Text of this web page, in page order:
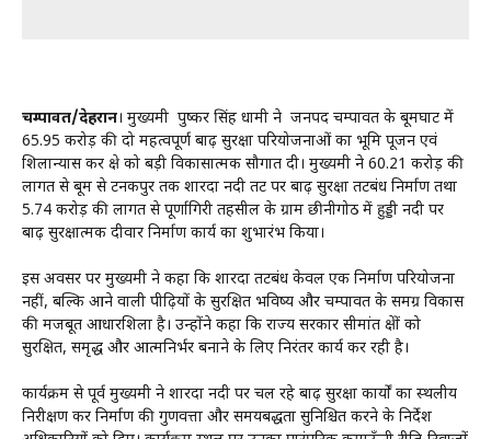
चम्पावत/देहरादून। मुख्यमंत्री पुष्कर सिंह धामी ने जनपद चम्पावत के बूमघाट में
₹65.95 करोड़ की दो महत्वपूर्ण बाढ़ सुरक्षा परियोजनाओं का भूमि पूजन एवं
शिलान्यास कर क्षेत्र को बड़ी विकासात्मक सौगात दी। मुख्यमंत्री ने ₹60.21 करोड़ की
लागत से बूम से टनकपुर तक शारदा नदी तट पर बाढ़ सुरक्षा तटबंध निर्माण तथा
₹5.74 करोड़ की लागत से पूर्णागिरी तहसील के ग्राम छीनीगोठ में हुड्डी नदी पर
बाढ़ सुरक्षात्मक दीवार निर्माण कार्य का शुभारंभ किया।
इस अवसर पर मुख्यमंत्री ने कहा कि शारदा तटबंध केवल एक निर्माण परियोजना
नहीं, बल्कि आने वाली पीढ़ियों के सुरक्षित भविष्य और चम्पावत के समग्र विकास
की मजबूत आधारशिला है। उन्होंने कहा कि राज्य सरकार सीमांत क्षेत्रों को
सुरक्षित, समृद्ध और आत्मनिर्भर बनाने के लिए निरंतर कार्य कर रही है।
कार्यक्रम से पूर्व मुख्यमंत्री ने शारदा नदी पर चल रहे बाढ़ सुरक्षा कार्यों का स्थलीय
निरीक्षण कर निर्माण की गुणवत्ता और समयबद्धता सुनिश्चित करने के निर्देश